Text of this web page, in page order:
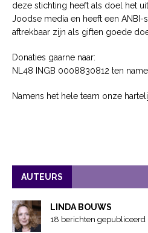
deze stichting heeft als doel het
Joodse media en heeft een ANBI-
aftrekbaar zijn als giften goede
Donaties gaarne naar:
NL48 INGB 0008830812 ten
Namens het hele team onze
AUTEURS
LINDA BOUWS
18 berichten gepubliceerd